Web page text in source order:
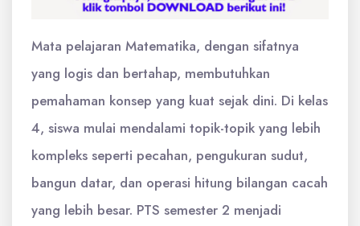
Mata pelajaran Matematika, dengan sifatnya
yang logis dan bertahap, membutuhkan
pemahaman konsep yang kuat sejak dini. Di kelas
4, siswa mulai mendalami topik-topik yang lebih
kompleks seperti pecahan, pengukuran sudut,
bangun datar, dan operasi hitung bilangan cacah
yang lebih besar. PTS semester 2 menjadi